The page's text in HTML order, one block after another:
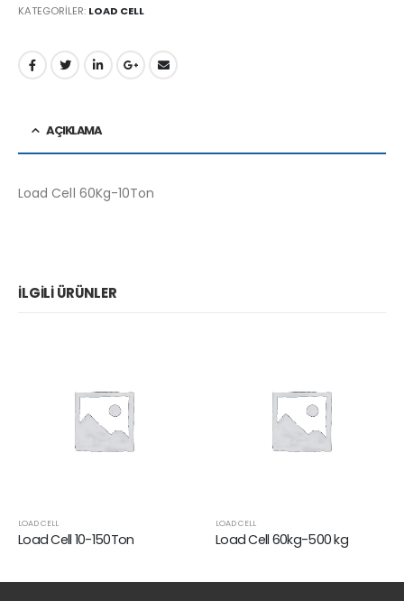
KATEGORILER: LOAD CELL
AÇIKLAMA
Load Cell 60Kg-10Ton
İLGILI ÜRÜNLER
LOAD CELL
Load Cell 10-150Ton
LOAD CELL
Load Cell 60kg-500 kg